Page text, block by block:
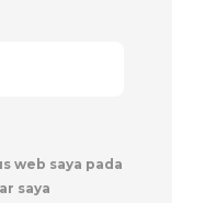
web saya pada
saya